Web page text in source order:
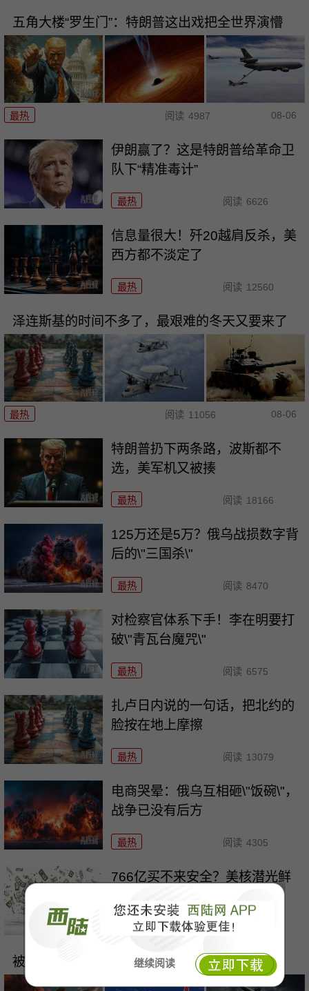
继续阅读
五角大楼“罗生门”：特朗普这出戏把全世界演懵
最热 阅读 4987 08-06
伊朗赢了？这是特朗普给革命卫
队下“精准毒计”
最热 阅读 6626
信息量很大！歼20越肩反杀，美
西方都不淡定了
最热 阅读 12560
泽连斯基的时间不多了，最艰难的冬天又要来了
最热 阅读 11056 08-06
特朗普扔下两条路，波斯都不
选，美军机又被揍
最热 阅读 18166
125万还是5万？俄乌战损数字背
后的\"三国杀\"
最热 阅读 8470
对检察官体系下手！李在明要打
破\"青瓦台魔咒\"
最热 阅读 6575
扎卢日内说的一句话，把北约的
脸按在地上摩擦
最热 阅读 13079
电商哭晕：俄乌互相砸\"饭碗\"，
战争已没有后方
最热 阅读 4305
766亿买不来安全？美核潜光鲜
最热 阅读
被俄导弹天天“洗地”，泽连斯基还在做着美梦！